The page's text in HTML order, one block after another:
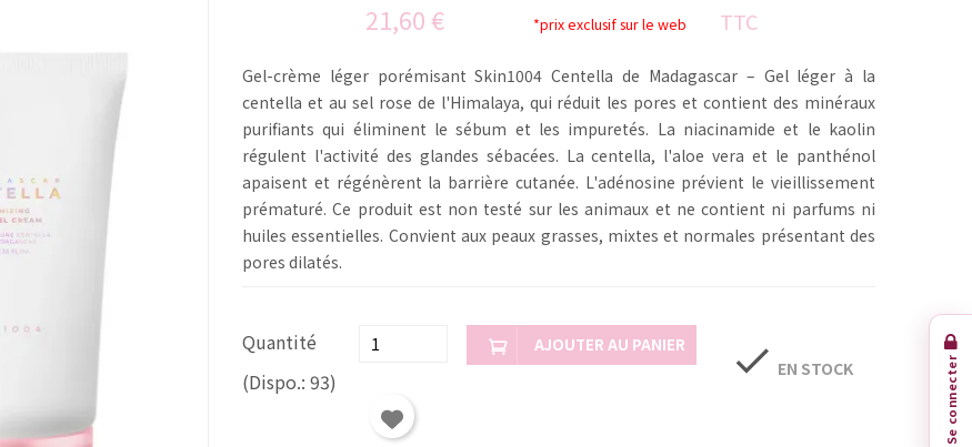
Se connecter
21,60 € *prix exclusif sur le web TTC
Gel-crème léger porémisant Skin1004 Centella de Madagascar – Gel léger à la
centella et au sel rose de l'Himalaya, qui réduit les pores et contient des minéraux
purifiants qui éliminent le sébum et les impuretés. La niacinamide et le kaolin
régulent l'activité des glandes sébacées. La centella, l'aloe vera et le panthénol
apaisent et régénèrent la barrière cutanée. L'adénosine prévient le vieillissement
prématuré. Ce produit est non testé sur les animaux et ne contient ni parfums ni
huiles essentielles. Convient aux peaux grasses, mixtes et normales présentant des
pores dilatés.
Quantité
(Dispo.: 93)
AJOUTER AU PANIER check EN STOCK